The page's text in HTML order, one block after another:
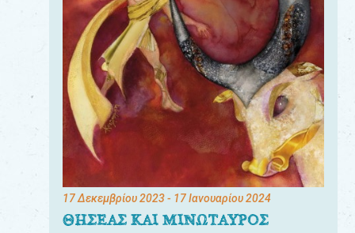
17 Δεκεμβρίου 2023- 17 Ιανουαρίου 2024
ΘΗΣΕΑΣ ΚΑΙ ΜΙΝΩΤΑΥΡΟΣ